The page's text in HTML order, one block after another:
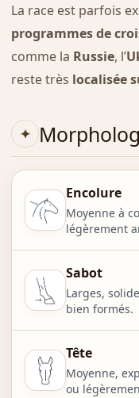
La race est parfois
programmes de
comme la Russie, l’
reste très localisée
Encolure
Moyenne à
légèrement
Sabot
Larges,
bien formés.
Tête
Moyenne,
ou